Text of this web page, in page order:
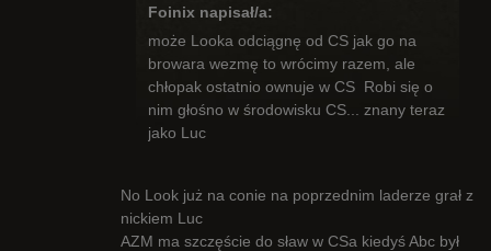
Foinix napisał/a:
może Looka odciągnę od CS jak go na
browara wezmę to wrócimy razem, ale
chłopak ostatnio ownuje w CS Robi się o
nim głośno w środowisku CS... znany teraz
jako Luc
No Look już na conie na poprzednim laderze grał z
nickiem Luc
AZM ma szczęście do sław w CSa kiedyś Abc był